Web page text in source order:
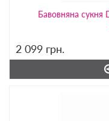
Бавовняна сукня
2 099 грн.